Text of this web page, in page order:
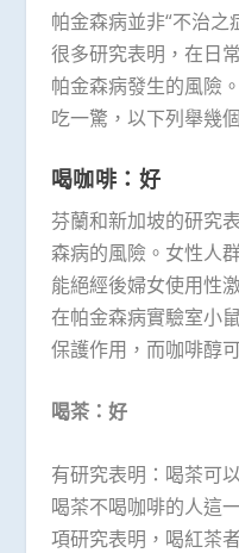
帕金森病並非“不治之
很多研究表明，在日
帕金森病發生的風險
吃一驚，以下列舉幾
喝咖啡：好
芬蘭和新加坡的研究
森病的風險。女性人
能絕經後婦女使用性
在帕金森病實驗室小
保護作用，而咖啡醇
喝茶：好
有研究表明：喝茶可
喝茶不喝咖啡的人這
項研究表明，喝紅茶